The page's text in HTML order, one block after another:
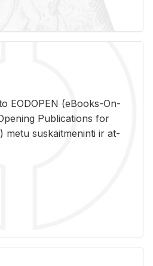
EO­DO­PEN (eBo­oks-On-
Pub­li­ca­tions for
metu su­skait­me­nin­ti ir at­